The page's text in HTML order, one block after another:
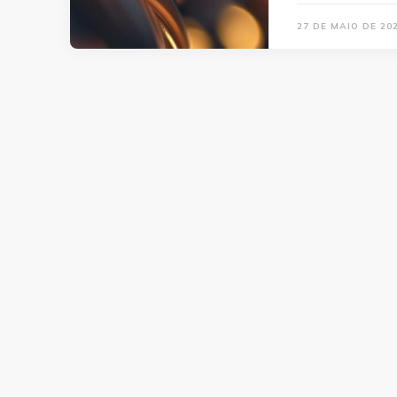
27 DE MAIO DE